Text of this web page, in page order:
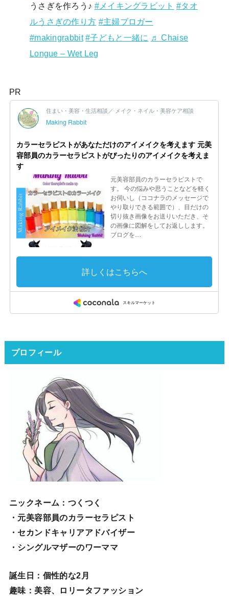
うさぎを作ろう♪ #メイキングラビット #タオ
ルうさぎの作り方 #主婦ブロガー
#makingrabbit #子どもと一緒に ♬ Chaise
Longue – Wet Leg
PR
プロフィール
ニックネーム ：つくつく
・元美容部員のカラーセラピスト
・セカンドキャリアアドバイザー
・シングルマザーのワーママ
誕生日 ：個性的な2月
趣味 ：美容、ロリータファッション